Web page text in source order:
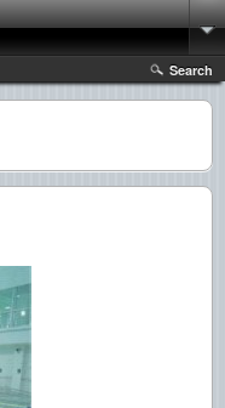
Search